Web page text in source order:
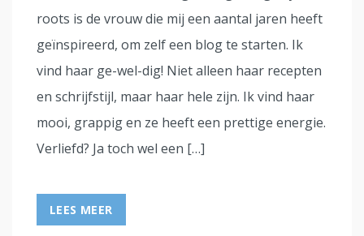
roots is de vrouw die mij een aantal jaren heeft
geïnspireerd, om zelf een blog te starten. Ik
vind haar ge-wel-dig! Niet alleen haar recepten
en schrijfstijl, maar haar hele zijn. Ik vind haar
mooi, grappig en ze heeft een prettige energie.
Verliefd? Ja toch wel een […]
LEES MEER